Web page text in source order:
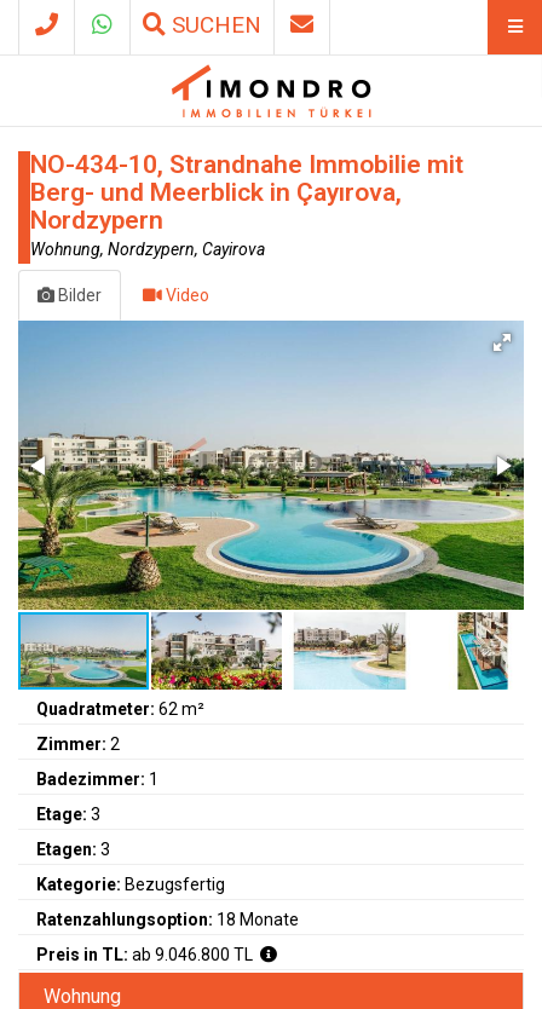
SUCHEN
NO-434-10, Strandnahe Immobilie mit
Berg- und Meerblick in Çayırova,
Nordzypern
Wohnung, Nordzypern, Cayirova
Bilder Video
Quadratmeter: 62 m²
Zimmer: 2
Badezimmer: 1
Etage: 3
Etagen: 3
Kategorie: Bezugsfertig
Ratenzahlungsoption: 18 Monate
Preis in TL: ab 9.046.800 TL
Wohnung